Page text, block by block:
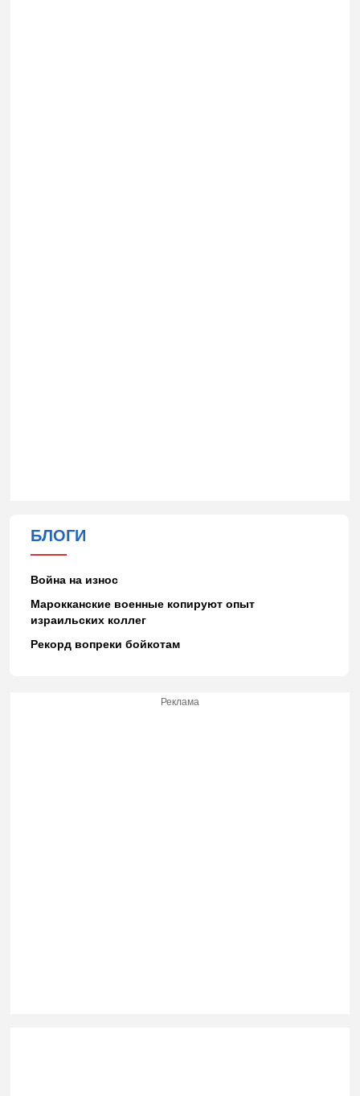
БЛОГИ
Война на износ
Марокканские военные копируют опыт
израильских коллег
Рекорд вопреки бойкотам
Реклама